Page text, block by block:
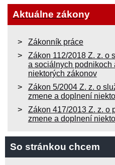
Aktuálne zákony
Zákonník práce
Zákon 112/2018 Z. z. o
a sociálnych podnikoch
niektorých zákonov
Zákon 5/2004 Z. z. o
zmene a doplnení
Zákon 417/2013 Z. z. o
zmene a doplnení
So stránkou chcem